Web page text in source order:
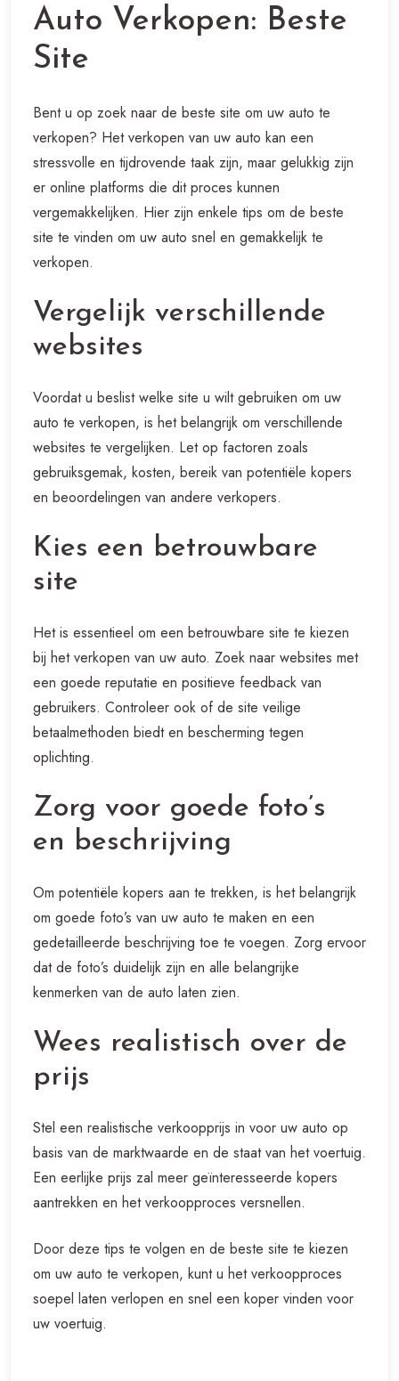
Auto Verkopen: Beste
Site
Bent u op zoek naar de beste site om uw auto te
verkopen? Het verkopen van uw auto kan een
stressvolle en tijdrovende taak zijn, maar gelukkig zijn
er online platforms die dit proces kunnen
vergemakkelijken. Hier zijn enkele tips om de beste
site te vinden om uw auto snel en gemakkelijk te
verkopen.
Vergelijk verschillende
websites
Voordat u beslist welke site u wilt gebruiken om uw
auto te verkopen, is het belangrijk om verschillende
websites te vergelijken. Let op factoren zoals
gebruiksgemak, kosten, bereik van potentiële kopers
en beoordelingen van andere verkopers.
Kies een betrouwbare
site
Het is essentieel om een betrouwbare site te kiezen
bij het verkopen van uw auto. Zoek naar websites met
een goede reputatie en positieve feedback van
gebruikers. Controleer ook of de site veilige
betaalmethoden biedt en bescherming tegen
oplichting.
Zorg voor goede foto’s
en beschrijving
Om potentiële kopers aan te trekken, is het belangrijk
om goede foto’s van uw auto te maken en een
gedetailleerde beschrijving toe te voegen. Zorg ervoor
dat de foto’s duidelijk zijn en alle belangrijke
kenmerken van de auto laten zien.
Wees realistisch over de
prijs
Stel een realistische verkoopprijs in voor uw auto op
basis van de marktwaarde en de staat van het voertuig.
Een eerlijke prijs zal meer geïnteresseerde kopers
aantrekken en het verkoopproces versnellen.
Door deze tips te volgen en de beste site te kiezen
om uw auto te verkopen, kunt u het verkoopproces
soepel laten verlopen en snel een koper vinden voor
uw voertuig.